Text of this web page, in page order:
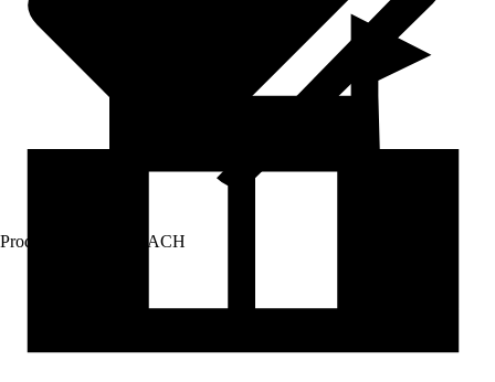
Prodej přes: HORNBACH